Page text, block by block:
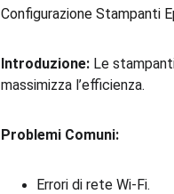
Configurazione Stampanti
Introduzione: Le
massimizza l’efficienza.
Problemi Comuni:
Errori di rete Wi-Fi.